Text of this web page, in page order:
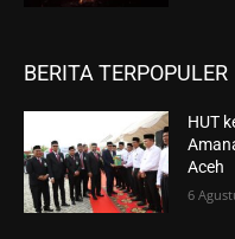
BERITA TERPOPULER
HUT
Aceh
6